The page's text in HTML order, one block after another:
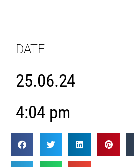
DATE
25.06.24
4:04 pm